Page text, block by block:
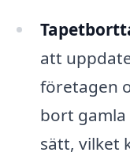
att
företagen
bort
sätt, vilket